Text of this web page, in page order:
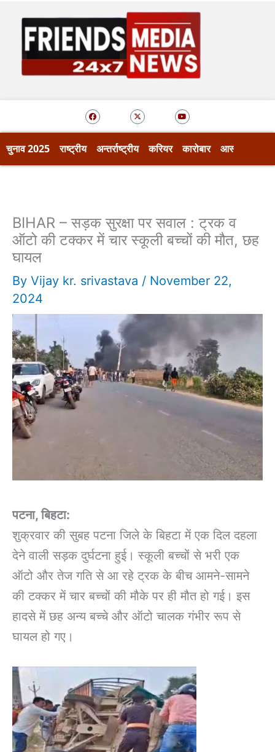
content
F
a
c
e
X
-
t
w
t
t
r
Y
o
u
t
b
e
चुनाव 2025 राष्ट्रीय अन्तर्राष्ट्रीय करियर कारोबार आस्था
BIHAR – सड़क सुरक्षा पर सवाल : ट्रक व
ऑटो की टक्कर में चार स्कूली बच्चों की मौत, छह
घायल
By Vijay kr. srivastava / November 22,
2024
पटना, बिहटा:
शुक्रवार की सुबह पटना जिले के बिहटा में एक दिल दहला
देने वाली सड़क दुर्घटना हुई। स्कूली बच्चों से भरी एक
ऑटो और तेज गति से आ रहे ट्रक के बीच आमने-सामने
की टक्कर में चार बच्चों की मौके पर ही मौत हो गई। इस
हादसे में छह अन्य बच्चे और ऑटो चालक गंभीर रूप से
घायल हो गए।